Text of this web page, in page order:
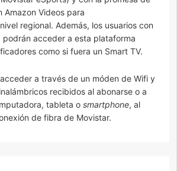
Amazon Videos para
regional. Además, los usuarios con
acceder a esta plataforma
como si fuera un Smart TV.
a través de un móden de Wifi y
recibidos al abonarse o a
tableta o smartphone, al
de fibra de Movistar.